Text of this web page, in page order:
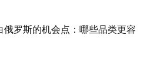
俄罗斯的机会点：哪些品类更容